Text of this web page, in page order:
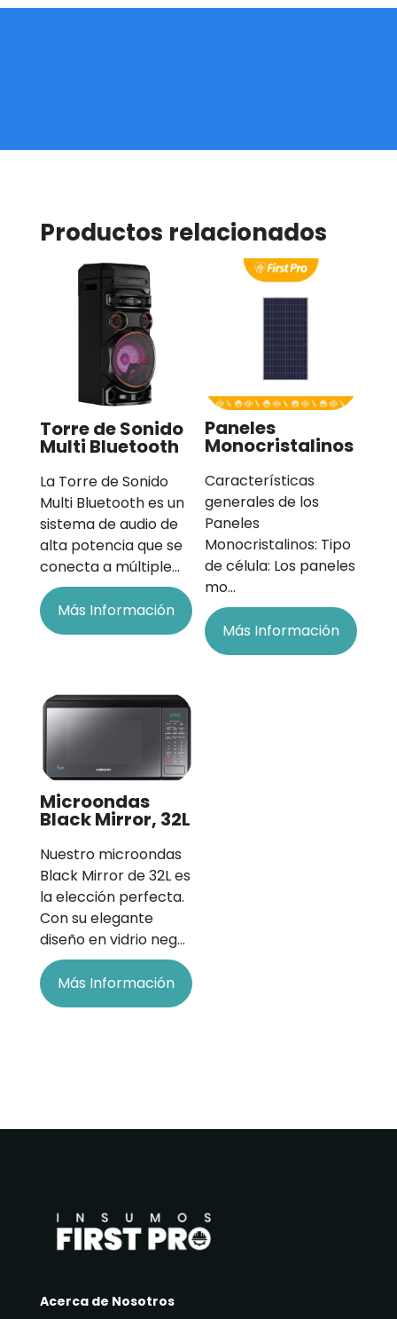
Productos relacionados
Torre de Sonido
Multi Bluetooth
La Torre de Sonido
Multi Bluetooth es un
sistema de audio de
alta potencia que se
conecta a múltiple…
Más Información
Paneles
Monocristalinos
Características
generales de los
Paneles
Monocristalinos: Tipo
de célula: Los paneles
mo…
Más Información
Microondas
Black Mirror, 32L
Nuestro microondas
Black Mirror de 32L es
la elección perfecta.
Con su elegante
diseño en vidrio neg…
Más Información
Acerca de Nosotros